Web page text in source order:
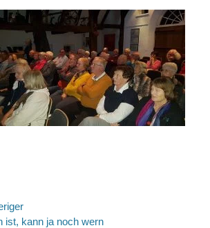
ist, kann ja noch wern